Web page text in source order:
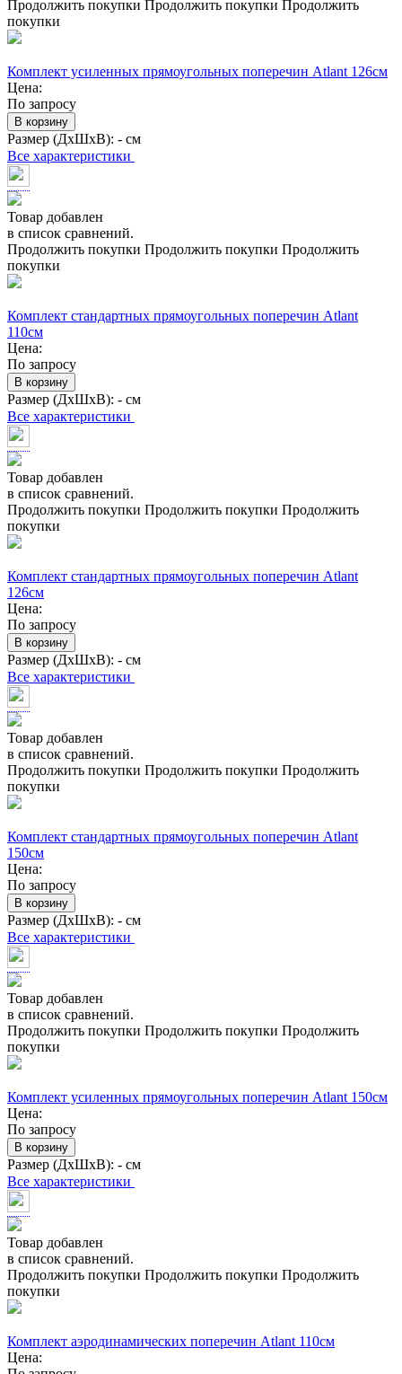
Продолжить покупки Продолжить покупки Продолжить
покупки
Комплект усиленных прямоугольных поперечин Atlant 126см
Цена:
По запросу
В корзину
Размер (ДхШхВ): - см
Все характеристики
Товар добавлен
в список сравнений.
Продолжить покупки Продолжить покупки Продолжить
покупки
Комплект стандартных прямоугольных поперечин Atlant
110см
Цена:
По запросу
В корзину
Размер (ДхШхВ): - см
Все характеристики
Товар добавлен
в список сравнений.
Продолжить покупки Продолжить покупки Продолжить
покупки
Комплект стандартных прямоугольных поперечин Atlant
126см
Цена:
По запросу
В корзину
Размер (ДхШхВ): - см
Все характеристики
Товар добавлен
в список сравнений.
Продолжить покупки Продолжить покупки Продолжить
покупки
Комплект стандартных прямоугольных поперечин Atlant
150см
Цена:
По запросу
В корзину
Размер (ДхШхВ): - см
Все характеристики
Товар добавлен
в список сравнений.
Продолжить покупки Продолжить покупки Продолжить
покупки
Комплект усиленных прямоугольных поперечин Atlant 150см
Цена:
По запросу
В корзину
Размер (ДхШхВ): - см
Все характеристики
Товар добавлен
в список сравнений.
Продолжить покупки Продолжить покупки Продолжить
покупки
Комплект аэродинамических поперечин Atlant 110см
Цена: